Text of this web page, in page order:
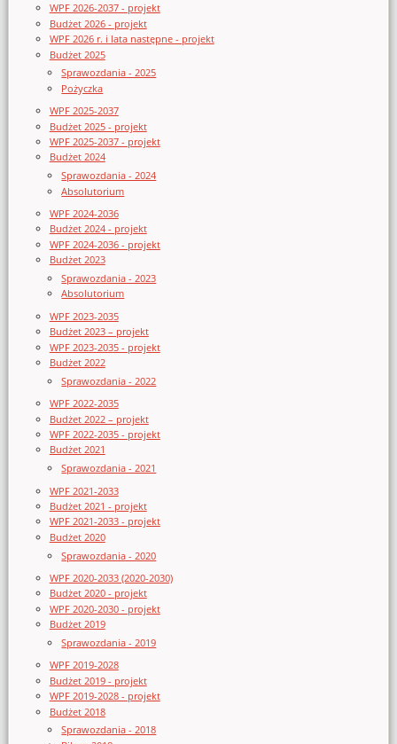
WPF 2026-2037 - projekt
Budżet 2026 - projekt
WPF 2026 r. i lata następne - projekt
Budżet 2025
Sprawozdania - 2025
Pożyczka
WPF 2025-2037
Budżet 2025 - projekt
WPF 2025-2037 - projekt
Budżet 2024
Sprawozdania - 2024
Absolutorium
WPF 2024-2036
Budżet 2024 - projekt
WPF 2024-2036 - projekt
Budżet 2023
Sprawozdania - 2023
Absolutorium
WPF 2023-2035
Budżet 2023 – projekt
WPF 2023-2035 - projekt
Budżet 2022
Sprawozdania - 2022
WPF 2022-2035
Budżet 2022 – projekt
WPF 2022-2035 - projekt
Budżet 2021
Sprawozdania - 2021
WPF 2021-2033
Budżet 2021 - projekt
WPF 2021-2033 - projekt
Budżet 2020
Sprawozdania - 2020
WPF 2020-2033 (2020-2030)
Budżet 2020 - projekt
WPF 2020-2030 - projekt
Budżet 2019
Sprawozdania - 2019
WPF 2019-2028
Budżet 2019 - projekt
WPF 2019-2028 - projekt
Budżet 2018
Sprawozdania - 2018